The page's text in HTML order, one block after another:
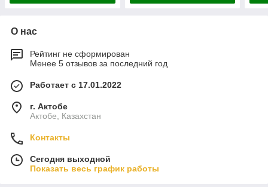
О нас
Рейтинг не сформирован
Менее 5 отзывов за последний год
Работает с 17.01.2022
г. Актобе
Актобе, Казахстан
Контакты
Сегодня выходной
Показать весь график работы